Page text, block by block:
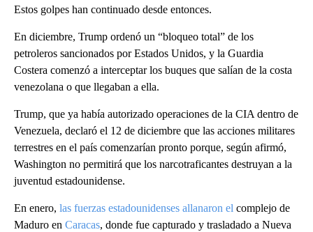
Estos golpes han continuado desde entonces.
En diciembre, Trump ordenó un “bloqueo total” de los
petroleros sancionados por Estados Unidos, y la Guardia
Costera comenzó a interceptar los buques que salían de la costa
venezolana o que llegaban a ella.
Trump, que ya había autorizado operaciones de la CIA dentro de
Venezuela, declaró el 12 de diciembre que las acciones militares
terrestres en el país comenzarían pronto porque, según afirmó,
Washington no permitirá que los narcotraficantes destruyan a la
juventud estadounidense.
En enero, las fuerzas estadounidenses allanaron el complejo de
Maduro en Caracas, donde fue capturado y trasladado a Nueva